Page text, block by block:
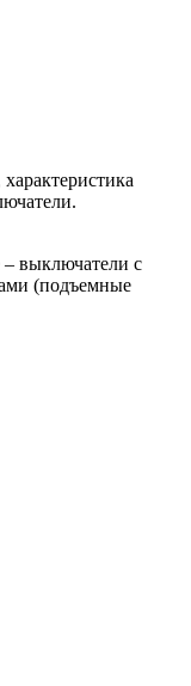
выключатели с
(подъемные